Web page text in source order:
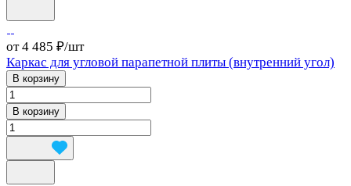
от 4 485 ₽/шт
Каркас для угловой парапетной плиты (внутренний угол)
В корзину
В корзину